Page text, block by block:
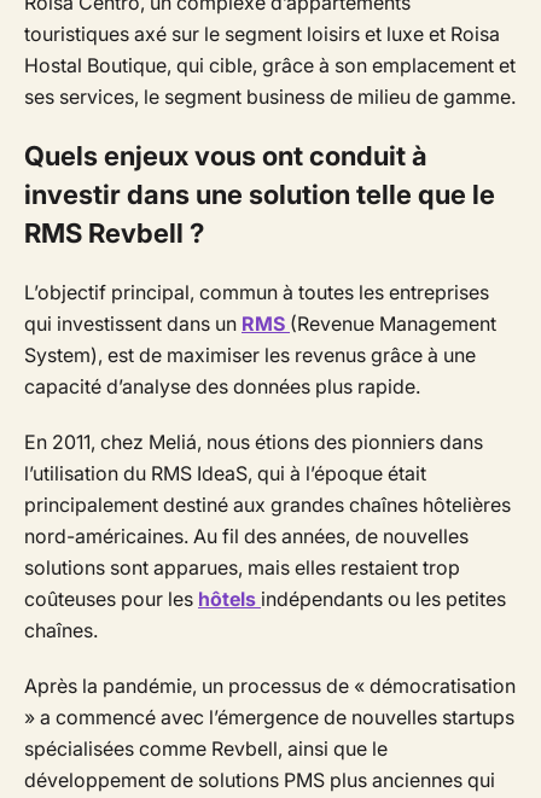
touristiques axé sur le segment loisirs et luxe et Roisa
Hostal Boutique, qui cible, grâce à son emplacement et
ses services, le segment business de milieu de gamme.
Quels enjeux vous ont conduit à
investir dans une solution telle que le
RMS Revbell ?
L’objectif principal, commun à toutes les entreprises
qui investissent dans un RMS (Revenue Management
System), est de maximiser les revenus grâce à une
capacité d’analyse des données plus rapide.
En 2011, chez Meliá, nous étions des pionniers dans
l’utilisation du RMS IdeaS, qui à l’époque était
principalement destiné aux grandes chaînes hôtelières
nord-américaines. Au fil des années, de nouvelles
solutions sont apparues, mais elles restaient trop
coûteuses pour les hôtels indépendants ou les petites
chaînes.
Après la pandémie, un processus de « démocratisation
» a commencé avec l’émergence de nouvelles startups
spécialisées comme Revbell, ainsi que le
développement de solutions PMS plus anciennes qui